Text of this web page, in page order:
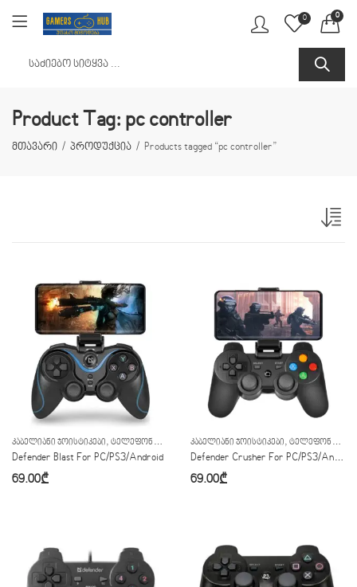
0 0
Product Tag: pc controller
მთავარი პროდუქცია Products tagged “pc controller”
ᲙᲐᲑᲔᲚᲘᲐᲜᲘ ᲯᲝᲘᲡᲢᲘᲙᲔᲑᲘ, ᲢᲔᲚᲔᲤᲝᲜᲘᲡ ᲐᲥᲡᲔᲡᲣᲐᲠᲔᲑᲘ ,ᲢᲔᲚᲔᲤᲝᲜᲘᲡ ᲯᲝᲘᲡᲢᲘᲙᲔᲑᲘ,
Defender Blast For PC/PS3/Android
69.00₾
ᲙᲐᲑᲔᲚᲘᲐᲜᲘ ᲯᲝᲘᲡᲢᲘᲙᲔᲑᲘ, ᲢᲔᲚᲔᲤᲝᲜᲘᲡ ᲐᲥᲡᲔᲡᲣᲐᲠᲔᲑᲘ
Defender Crusher For PC/PS3/Android
69.00₾